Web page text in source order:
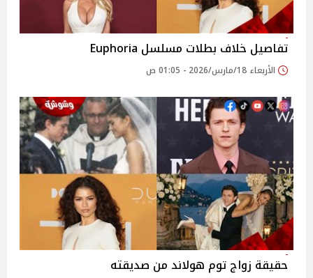
تفاصيل خلاف بطلات مسلسل Euphoria
الأربعاء 18/مارس/2026 - 01:05 ص
حقيقة زواج توم هولاند من صديقته